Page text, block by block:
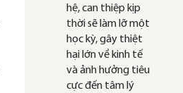
hệ, can thiệp kịp
thời sẽ làm lỡ một
học kỳ, gây thiệt
hại lớn về kinh tế
và ảnh hưởng tiêu
cực đến tâm lý